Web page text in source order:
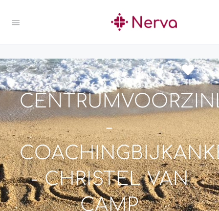
-
- CHRISTEL VAN
CAMP